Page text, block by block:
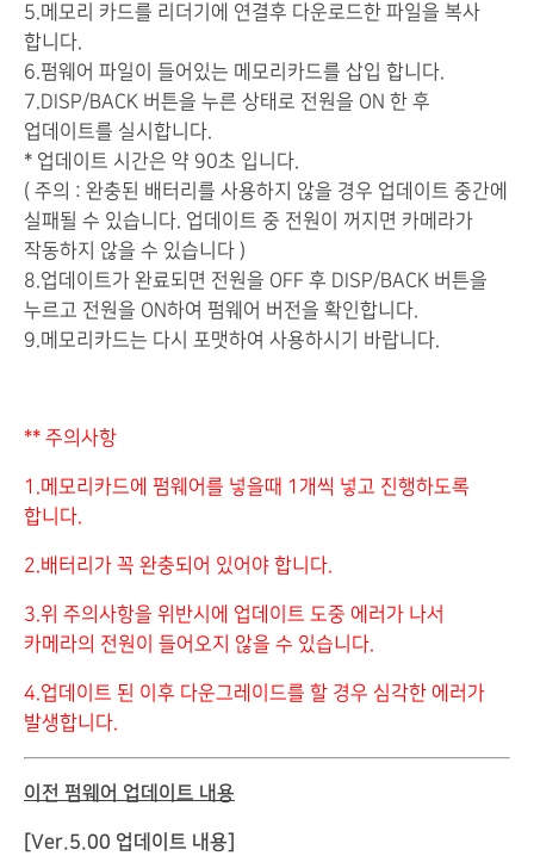
5.메모리 카드를 리더기에 연결후 다운로드한 파일을 복사
합니다.
6.펌웨어 파일이 들어있는 메모리카드를 삽입 합니다.
7.DISP/BACK 버튼을 누른 상태로 전원을 ON 한 후
업데이트를 실시합니다.
* 업데이트 시간은 약 90초 입니다.
( 주의 : 완충된 배터리를 사용하지 않을 경우 업데이트 중간에
실패될 수 있습니다. 업데이트 중 전원이 꺼지면 카메라가
작동하지 않을 수 있습니다 )
8.업데이트가 완료되면 전원을 OFF 후 DISP/BACK 버튼을
누르고 전원을 ON하여 펌웨어 버전을 확인합니다.
9.메모리카드는 다시 포맷하여 사용하시기 바랍니다.
** 주의사항
1.메모리카드에 펌웨어를 넣을때 1개씩 넣고 진행하도록
합니다.
2.배터리가 꼭 완충되어 있어야 합니다.
3.위 주의사항을 위반시에 업데이트 도중 에러가 나서
카메라의 전원이 들어오지 않을 수 있습니다.
4.업데이트 된 이후 다운그레이드를 할 경우 심각한 에러가
발생합니다.
이전 펌웨어 업데이트 내용
[Ver.5.00 업데이트 내용]